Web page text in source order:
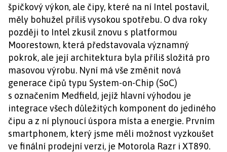
špičkový výkon, ale čipy, které na ní Intel postavil,
měly bohužel příliš vysokou spotřebu. O dva roky
později to Intel zkusil znovu s platformou
Moorestown, která představovala významný
pokrok, ale její architektura byla příliš složitá pro
masovou výrobu. Nyní má vše změnit nová
generace čipů typu System-on-Chip (SoC)
s označením Medfield, jejíž hlavní výhodou je
integrace všech důležitých komponent do jediného
čipu a z ní plynoucí úspora místa a energie. Prvním
smartphonem, který jsme měli možnost vyzkoušet
ve finální prodejní verzi, je Motorola Razr i XT890.